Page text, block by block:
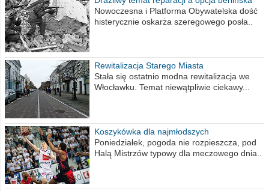
Nowoczesna i Platforma Obywatelska dość
histerycznie oskarża szeregowego posła..
Rewitalizacja Starego Miasta
Stała się ostatnio modna rewitalizacja we
Włocławku. Temat niewątpliwie ciekawy...
Koszykówka dla najmłodszych
Poniedziałek, pogoda nie rozpieszcza, pod
Halą Mistrzów typowy dla meczowego dnia..